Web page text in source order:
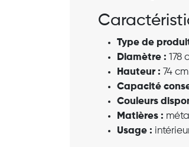
Type de
Diamètre : 178
Hauteur : 74 cm
Capacité
Couleurs
Matières :
Usage :